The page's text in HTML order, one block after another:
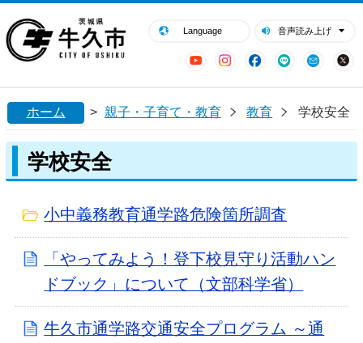
Language 音声読み上げ
YouTubeInstagram
Facebook
LINE Mail
閉じる
ホーム > 親子・子育て・教育 教育 学校安全
学校安全
小中義務教育通学路危険箇所調査
「やってみよう！登下校見守り活動ハン
ドブック」について（文部科学省）
牛久市通学路交通安全プログラム ～通